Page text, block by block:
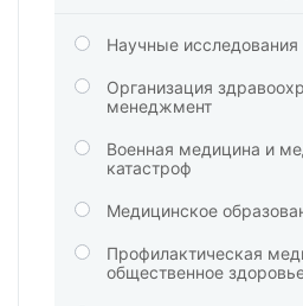
Научные исследования
Организация
менеджмент
Военная медицина и
катастроф
Медицинское
Профилактическая
общественное